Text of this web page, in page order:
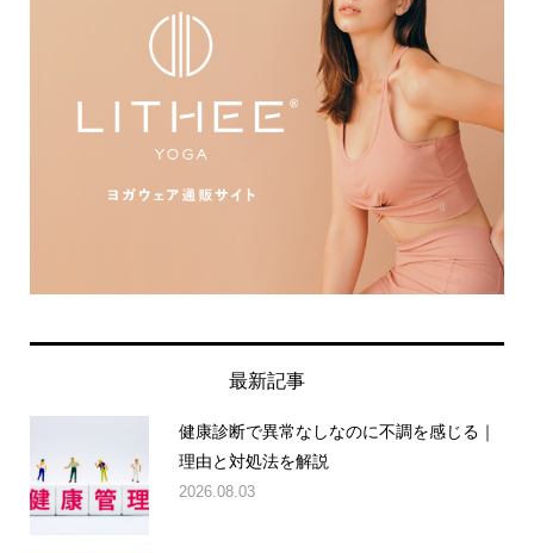
最新記事
健康診断で異常なしなのに不調を感じる｜
理由と対処法を解説
2026.08.03